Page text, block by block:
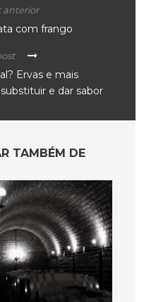
anterior
com frango
Ervas e mais
e dar sabor
TAMBÉM DE